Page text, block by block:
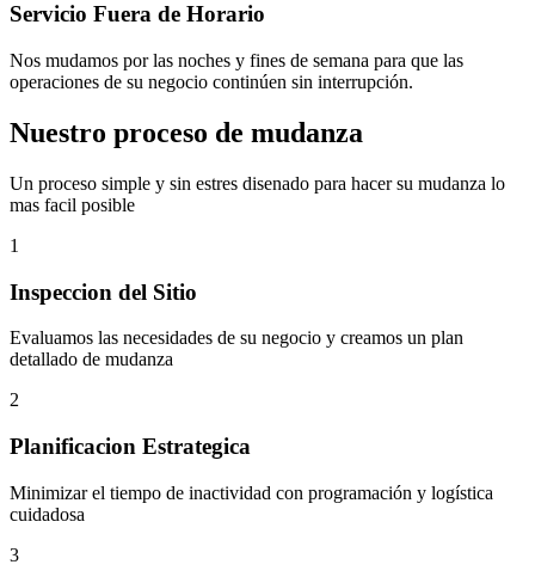
Servicio Fuera de Horario
Nos mudamos por las noches y fines de semana para que las
operaciones de su negocio continúen sin interrupción.
Nuestro proceso de mudanza
Un proceso simple y sin estres disenado para hacer su mudanza lo
mas facil posible
1
Inspeccion del Sitio
Evaluamos las necesidades de su negocio y creamos un plan
detallado de mudanza
2
Planificacion Estrategica
Minimizar el tiempo de inactividad con programación y logística
cuidadosa
3